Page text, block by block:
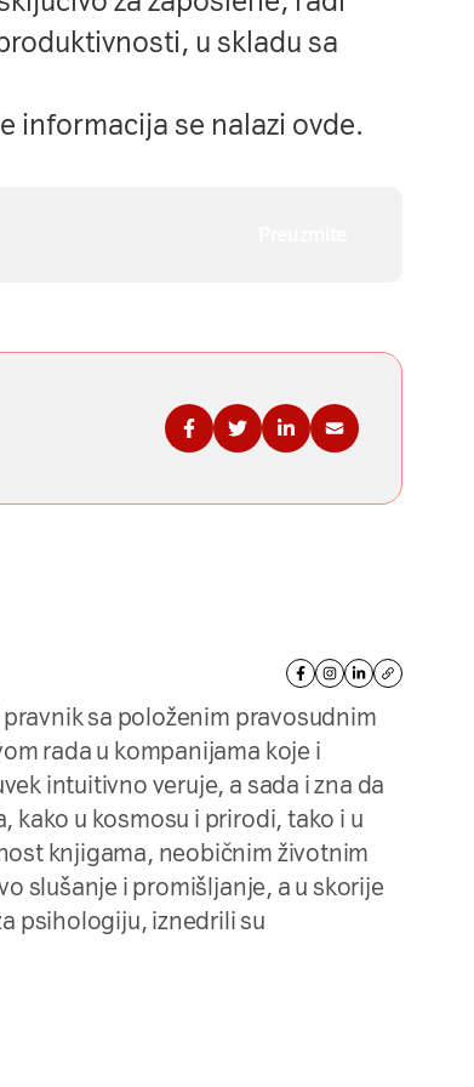
u skladu sa
informacija se nalazi ovde.
Podelite na Fejsbuku
Podelite na Tviteru
Podelite na Linkdinu
Podelite na imejl
sa položenim pravosudnim
rada u kompanijama koje i
intuitivno veruje, a sada i zna da
kako u kosmosu i prirodi, tako i u
knjigama, neobičnim životnim
slušanje i promišljanje, a u skorije
psihologiju, iznedrili su